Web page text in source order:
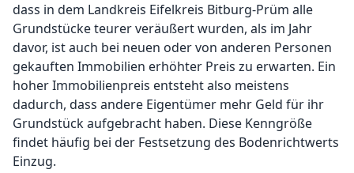
dass in dem Landkreis Eifelkreis Bitburg-Prüm alle
Grundstücke teurer veräußert wurden, als im Jahr
davor, ist auch bei neuen oder von anderen Personen
gekauften Immobilien erhöhter Preis zu erwarten. Ein
hoher Immobilienpreis entsteht also meistens
dadurch, dass andere Eigentümer mehr Geld für ihr
Grundstück aufgebracht haben. Diese Kenngröße
findet häufig bei der Festsetzung des Bodenrichtwerts
Einzug.